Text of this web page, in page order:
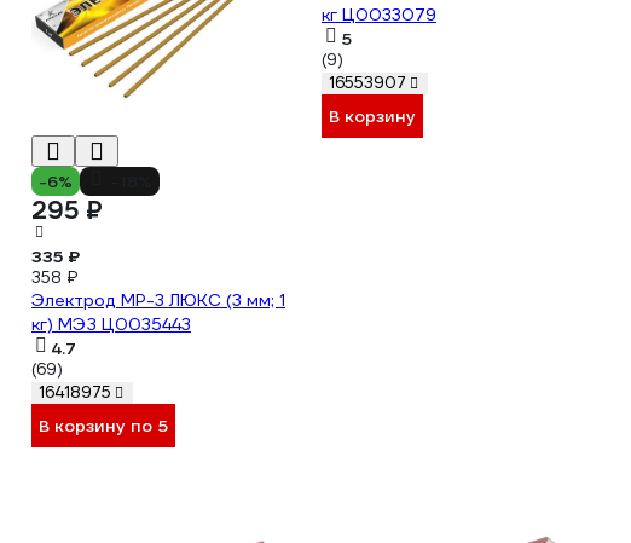
-6%
295 ₽
335 ₽
358 ₽
Электрод МР-3 ЛЮКС (3 мм; 1
кг) МЭЗ Ц0035443
4.7
(69)
16418975
В корзину по 5
кг Ц0033079
5
(9)
16553907
В корзину